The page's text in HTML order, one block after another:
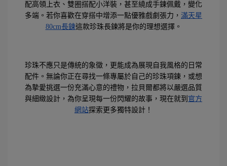
配高領上衣、雙圈搭配小洋裝，甚至繞成手鍊佩戴，變化
多端。若你喜歡在穿搭中增添一點優雅戲劇張力， 滿天星
80cm長鍊這款珍珠長鍊將是你的理想選擇。
珍珠不應只是傳統的象徵，更能成為展現自我風格的日常
配件。無論你正在尋找一條專屬於自己的珍珠項鍊，或想
為摯愛挑選一份充滿心意的禮物，拉貝爾都將以嚴選品質
與細緻設計，為你呈現每一份閃耀的故事，現在就到 官方
網站探索更多獨特設計！